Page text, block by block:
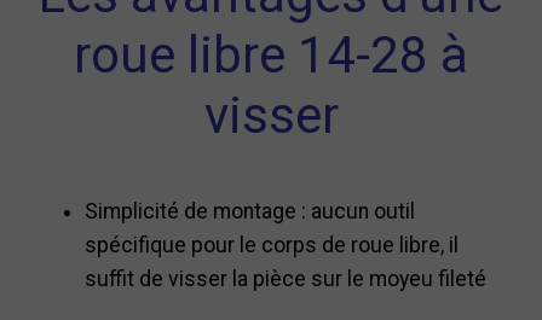
roue libre 14-28 à
visser
Simplicité de montage : aucun outil
spécifique pour le corps de roue libre, il
suffit de visser la pièce sur le moyeu fileté